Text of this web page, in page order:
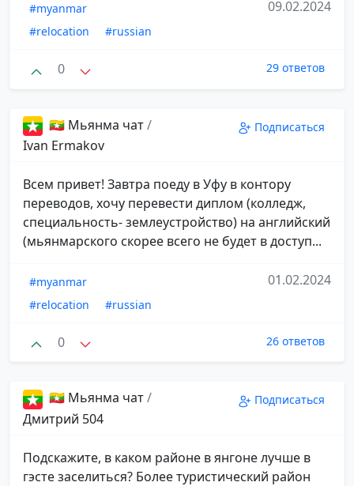
#myanmar
#relocation
#russian
09.02.2024
0 29 ответов
🇲🇲 Мьянма чат/
Ivan Ermakov
Подписаться
Всем привет! Завтра поеду в Уфу в контору
переводов, хочу перевести диплом (колледж,
специальность- землеустройство) на английский
(мьянмарского скорее всего не будет в доступ...
#myanmar
#relocation
#russian
01.02.2024
0 26 ответов
🇲🇲 Мьянма чат/
Дмитрий 504
Подписаться
Подскажите, в каком районе в янгоне лучше в
гэсте заселиться? Более туристический район